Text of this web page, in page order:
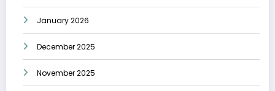
January 2026
December 2025
November 2025